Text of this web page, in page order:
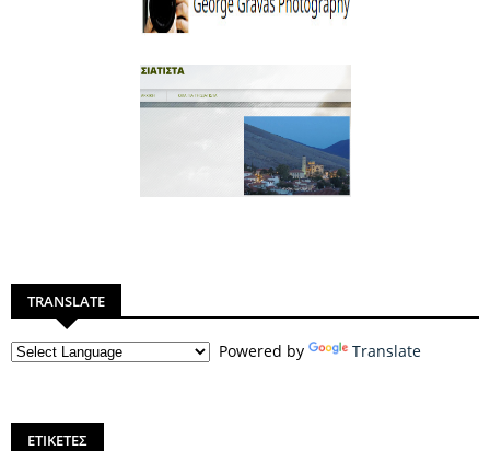
TRANSLATE
Powered by Translate
ΕΤΙΚΕΤΕΣ